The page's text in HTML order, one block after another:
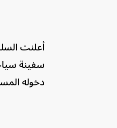
سفينة
دخوله